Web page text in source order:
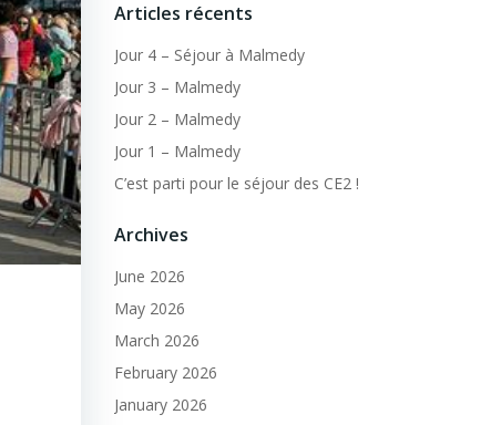
Articles récents
Jour 4 – Séjour à Malmedy
Jour 3 – Malmedy
Jour 2 – Malmedy
Jour 1 – Malmedy
C’est parti pour le séjour des CE2 !
Archives
June 2026
May 2026
March 2026
February 2026
January 2026